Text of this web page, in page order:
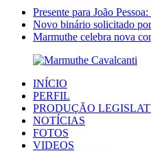
Presente para João
Novo binário solicitado
Marmuthe celebra nova
INÍCIO
PERFIL
PRODUÇÃO
NOTÍCIAS
FOTOS
VIDEOS